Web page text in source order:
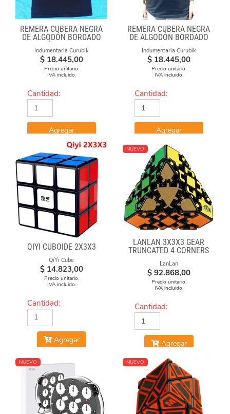
REMERA CUBERA NEGRA
DE ALGODÓN BORDADO
"FÓRMULAS"
Indumentaria Curubik
$ 18.445,00
Precio unitario.
IVA incluido.
Cantidad:
Agregar
REMERA CUBERA NEGRA
DE ALGODÓN BORDADO
100% CUBERO
Indumentaria Curubik
$ 18.445,00
Precio unitario.
IVA incluido.
Cantidad:
Agregar
QIYI CUBOIDE 2X3X3
QiYi Cube
$ 14.823,00
Precio unitario.
IVA incluido.
Cantidad:
Agregar
NUEVO
LANLAN 3X3X3 GEAR
TRUNCATED 4 CORNERS
LanLan
$ 92.868,00
Precio unitario.
IVA incluido.
Cantidad:
Agregar
NUEVO NUEVO